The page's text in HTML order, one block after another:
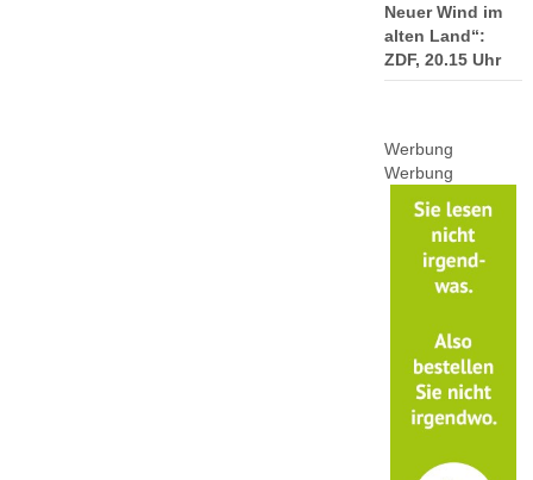
Neuer Wind im
alten Land“:
ZDF, 20.15 Uhr
Werbung
Werbung